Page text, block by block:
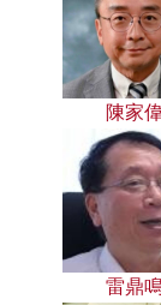
陳家
雷鼎